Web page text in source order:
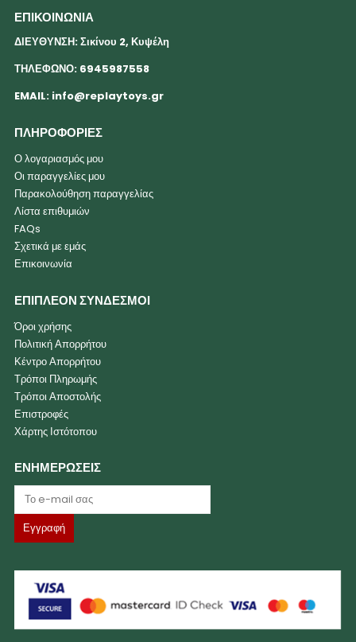
ΕΠΙΚΟΙΝΩΝΙΑ
ΔΙΕΥΘΥΝΣΗ: Σικίνου 2, Κυψέλη
ΤΗΛΕΦΩΝΟ: 6945987558
EMAIL: info@replaytoys.gr
ΠΛΗΡΟΦΟΡΙΕΣ
Ο λογαριασμός μου
Οι παραγγελίες μου
Παρακολούθηση παραγγελίας
Λίστα επιθυμιών
FAQs
Σχετικά με εμάς
Επικοινωνία
ΕΠΙΠΛΕΟΝ ΣΥΝΔΕΣΜΟΙ
Όροι χρήσης
Πολιτική Απορρήτου
Κέντρο Απορρήτου
Τρόποι Πληρωμής
Τρόποι Αποστολής
Επιστροφές
Χάρτης Ιστότοπου
ΕΝΗΜΕΡΩΣΕΙΣ